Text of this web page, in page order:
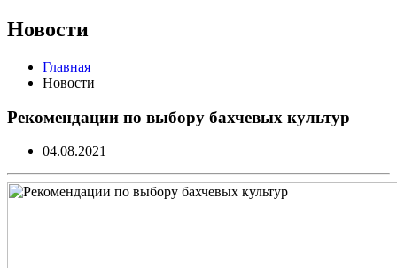
Новости
Главная
Новости
Рекомендации по выбору бахчевых культур
04.08.2021